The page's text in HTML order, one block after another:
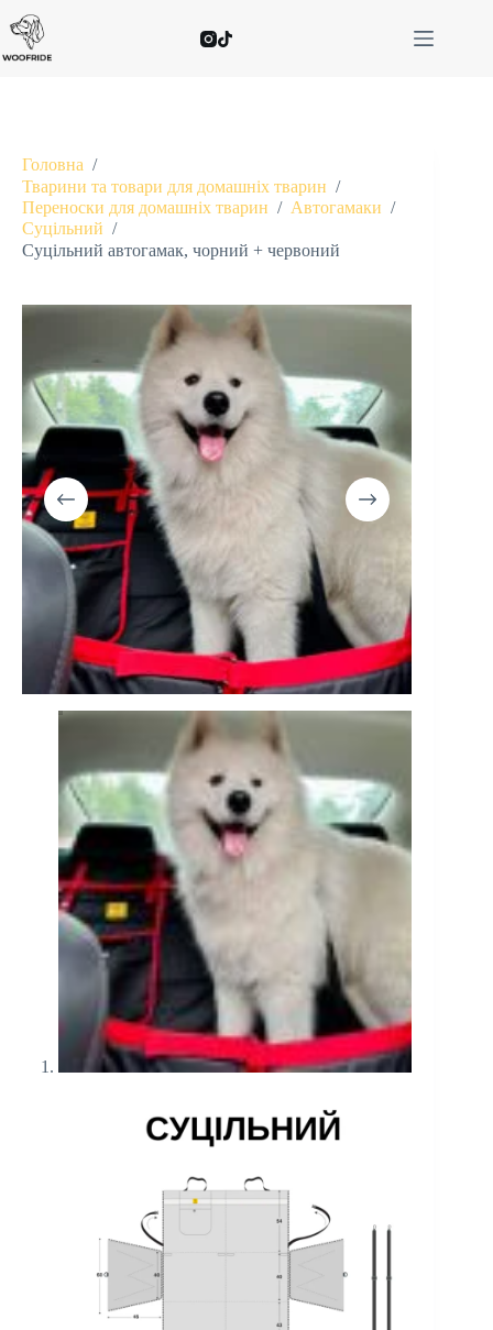
Головна /
Тварини та товари для домашніх тварин /
Переноски для домашніх тварин / Автогамаки /
Суцільний /
Суцільний автогамак, чорний + червоний